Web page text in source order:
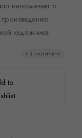
напоминает о
художника.
1 В НАЛИЧИИ